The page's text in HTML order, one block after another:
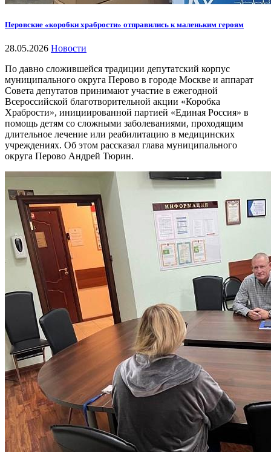
Перовские «коробки храбрости» отправились к маленьким героям
28.05.2026 Новости
По давно сложившейся традиции депутатский корпус
муниципального округа Перово в городе Москве и аппарат
Совета депутатов принимают участие в ежегодной
Всероссийской благотворительной акции «Коробка
Храбрости», инициированной партией «Единая Россия» в
помощь детям со сложными заболеваниями, проходящим
длительное лечение или реабилитацию в медицинских
учреждениях. Об этом рассказал глава муниципального
округа Перово Андрей Тюрин.